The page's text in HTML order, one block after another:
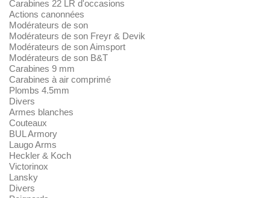
Carabines 22 LR d'occasions
Actions canonnées
Modérateurs de son
Modérateurs de son Freyr & Devik
Modérateurs de son Aimsport
Modérateurs de son B&T
Carabines 9 mm
Carabines à air comprimé
Plombs 4.5mm
Divers
Armes blanches
Couteaux
BUL Armory
Laugo Arms
Heckler & Koch
Victorinox
Lansky
Divers